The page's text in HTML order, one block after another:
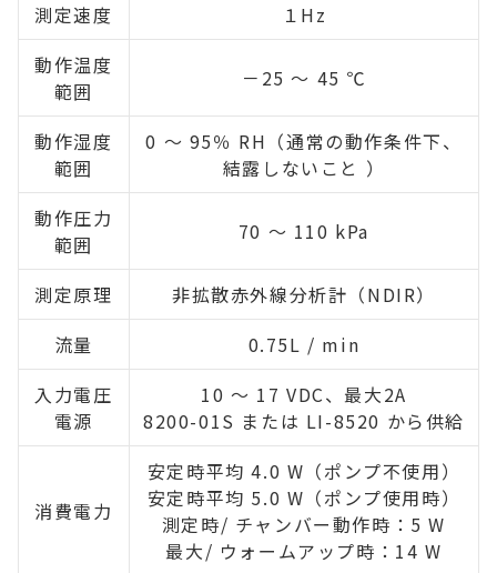
測定速度
１Hz
動作温度
範囲
－25 ～ 45 ℃
動作湿度
範囲
0 ～ 95％ RH（通常の動作条件下、
結露しないこと ）
動作圧力
範囲
70 ～ 110 kPa
測定原理
非拡散赤外線分析計（NDIR）
流量
0.75L / min
入力電圧
電源
10 ～ 17 VDC、最大2A
8200-01S または LI-8520 から供給
消費電力
安定時平均 4.0 W（ポンプ不使用）
安定時平均 5.0 W（ポンプ使用時）
測定時/ チャンバー動作時：5 W
最大/ ウォームアップ時：14 W